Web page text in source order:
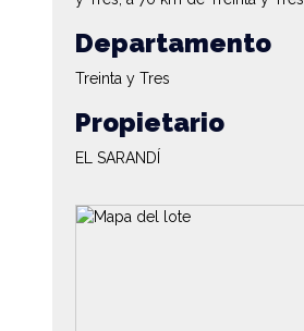
Departamento
Treinta y Tres
Propietario
EL SARANDÍ